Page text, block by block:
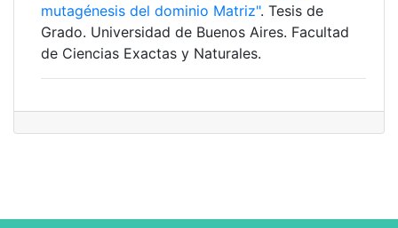
mutagénesis del dominio Matriz". Tesis de
Grado. Universidad de Buenos Aires. Facultad
de Ciencias Exactas y Naturales.